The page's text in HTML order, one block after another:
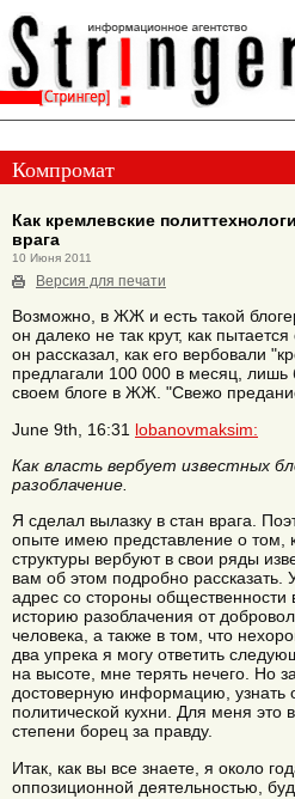
Компромат
Как кремлевские
врага
10 Июня 2011
Версия для печати
Возможно, в ЖЖ и есть такой
он далеко не так крут, как
он рассказал, как его вербовали
предлагали 100 000 в месяц, лишь
своем блоге в ЖЖ. "Свежо
June 9th, 16:31 lobanovmaksim:
Как власть вербует известных
разоблачение.
Я сделал вылазку в стан врага.
опыте имею представление о том,
структуры вербуют в свои ряды
вам об этом подробно
адрес со стороны
историю разоблачения от
человека, а также в том, что
два упрека я могу ответить
на высоте, мне терять нечего. Но
достоверную информацию, узнать
политической кухни. Для меня это
степени борец за правду.
Итак, как вы все знаете, я около
оппозиционной деятельностью,